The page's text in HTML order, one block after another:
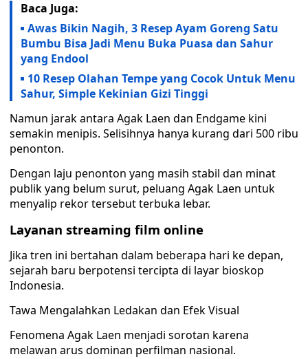
Baca Juga:
Awas Bikin Nagih, 3 Resep Ayam Goreng Satu
Bumbu Bisa Jadi Menu Buka Puasa dan Sahur
yang Endool
10 Resep Olahan Tempe yang Cocok Untuk Menu
Sahur, Simple Kekinian Gizi Tinggi
Namun jarak antara Agak Laen dan Endgame kini
semakin menipis. Selisihnya hanya kurang dari 500 ribu
penonton.
Dengan laju penonton yang masih stabil dan minat
publik yang belum surut, peluang Agak Laen untuk
menyalip rekor tersebut terbuka lebar.
Layanan streaming film online
Jika tren ini bertahan dalam beberapa hari ke depan,
sejarah baru berpotensi tercipta di layar bioskop
Indonesia.
Tawa Mengalahkan Ledakan dan Efek Visual
Fenomena Agak Laen menjadi sorotan karena
melawan arus dominan perfilman nasional.